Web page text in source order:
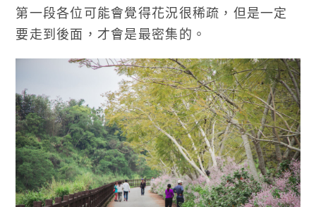
第一段各位可能會覺得花況很稀疏，但是一定
要走到後面，才會是最密集的。